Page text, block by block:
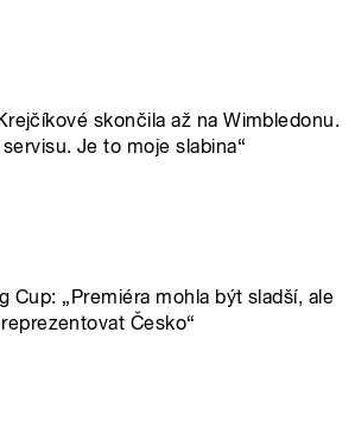
skončila až na Wimbledonu.
Je to moje slabina“
Cup: „Premiéra mohla být sladší, ale
Česko“